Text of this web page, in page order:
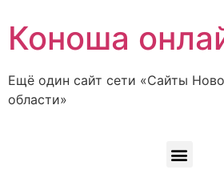
Коноша
Ещё один сайт сети «Сайты
области»